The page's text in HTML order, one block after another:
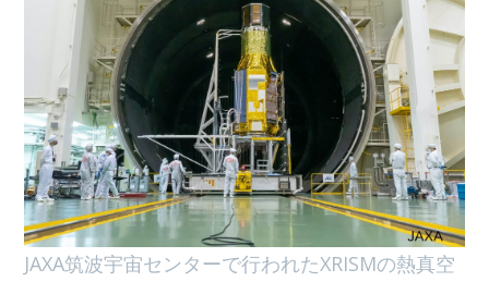
JAXA筑波宇宙センターで行われたXRISMの熱真空